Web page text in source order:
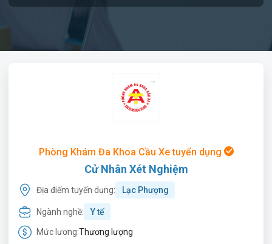
Phòng Khám Đa Khoa Cầu Xe tuyển dụng
Cử Nhân Xét Nghiệm
Địa điểm tuyển dụng: Lạc Phượng
Ngành nghề: Y tế
Mức lương:Thương lượng